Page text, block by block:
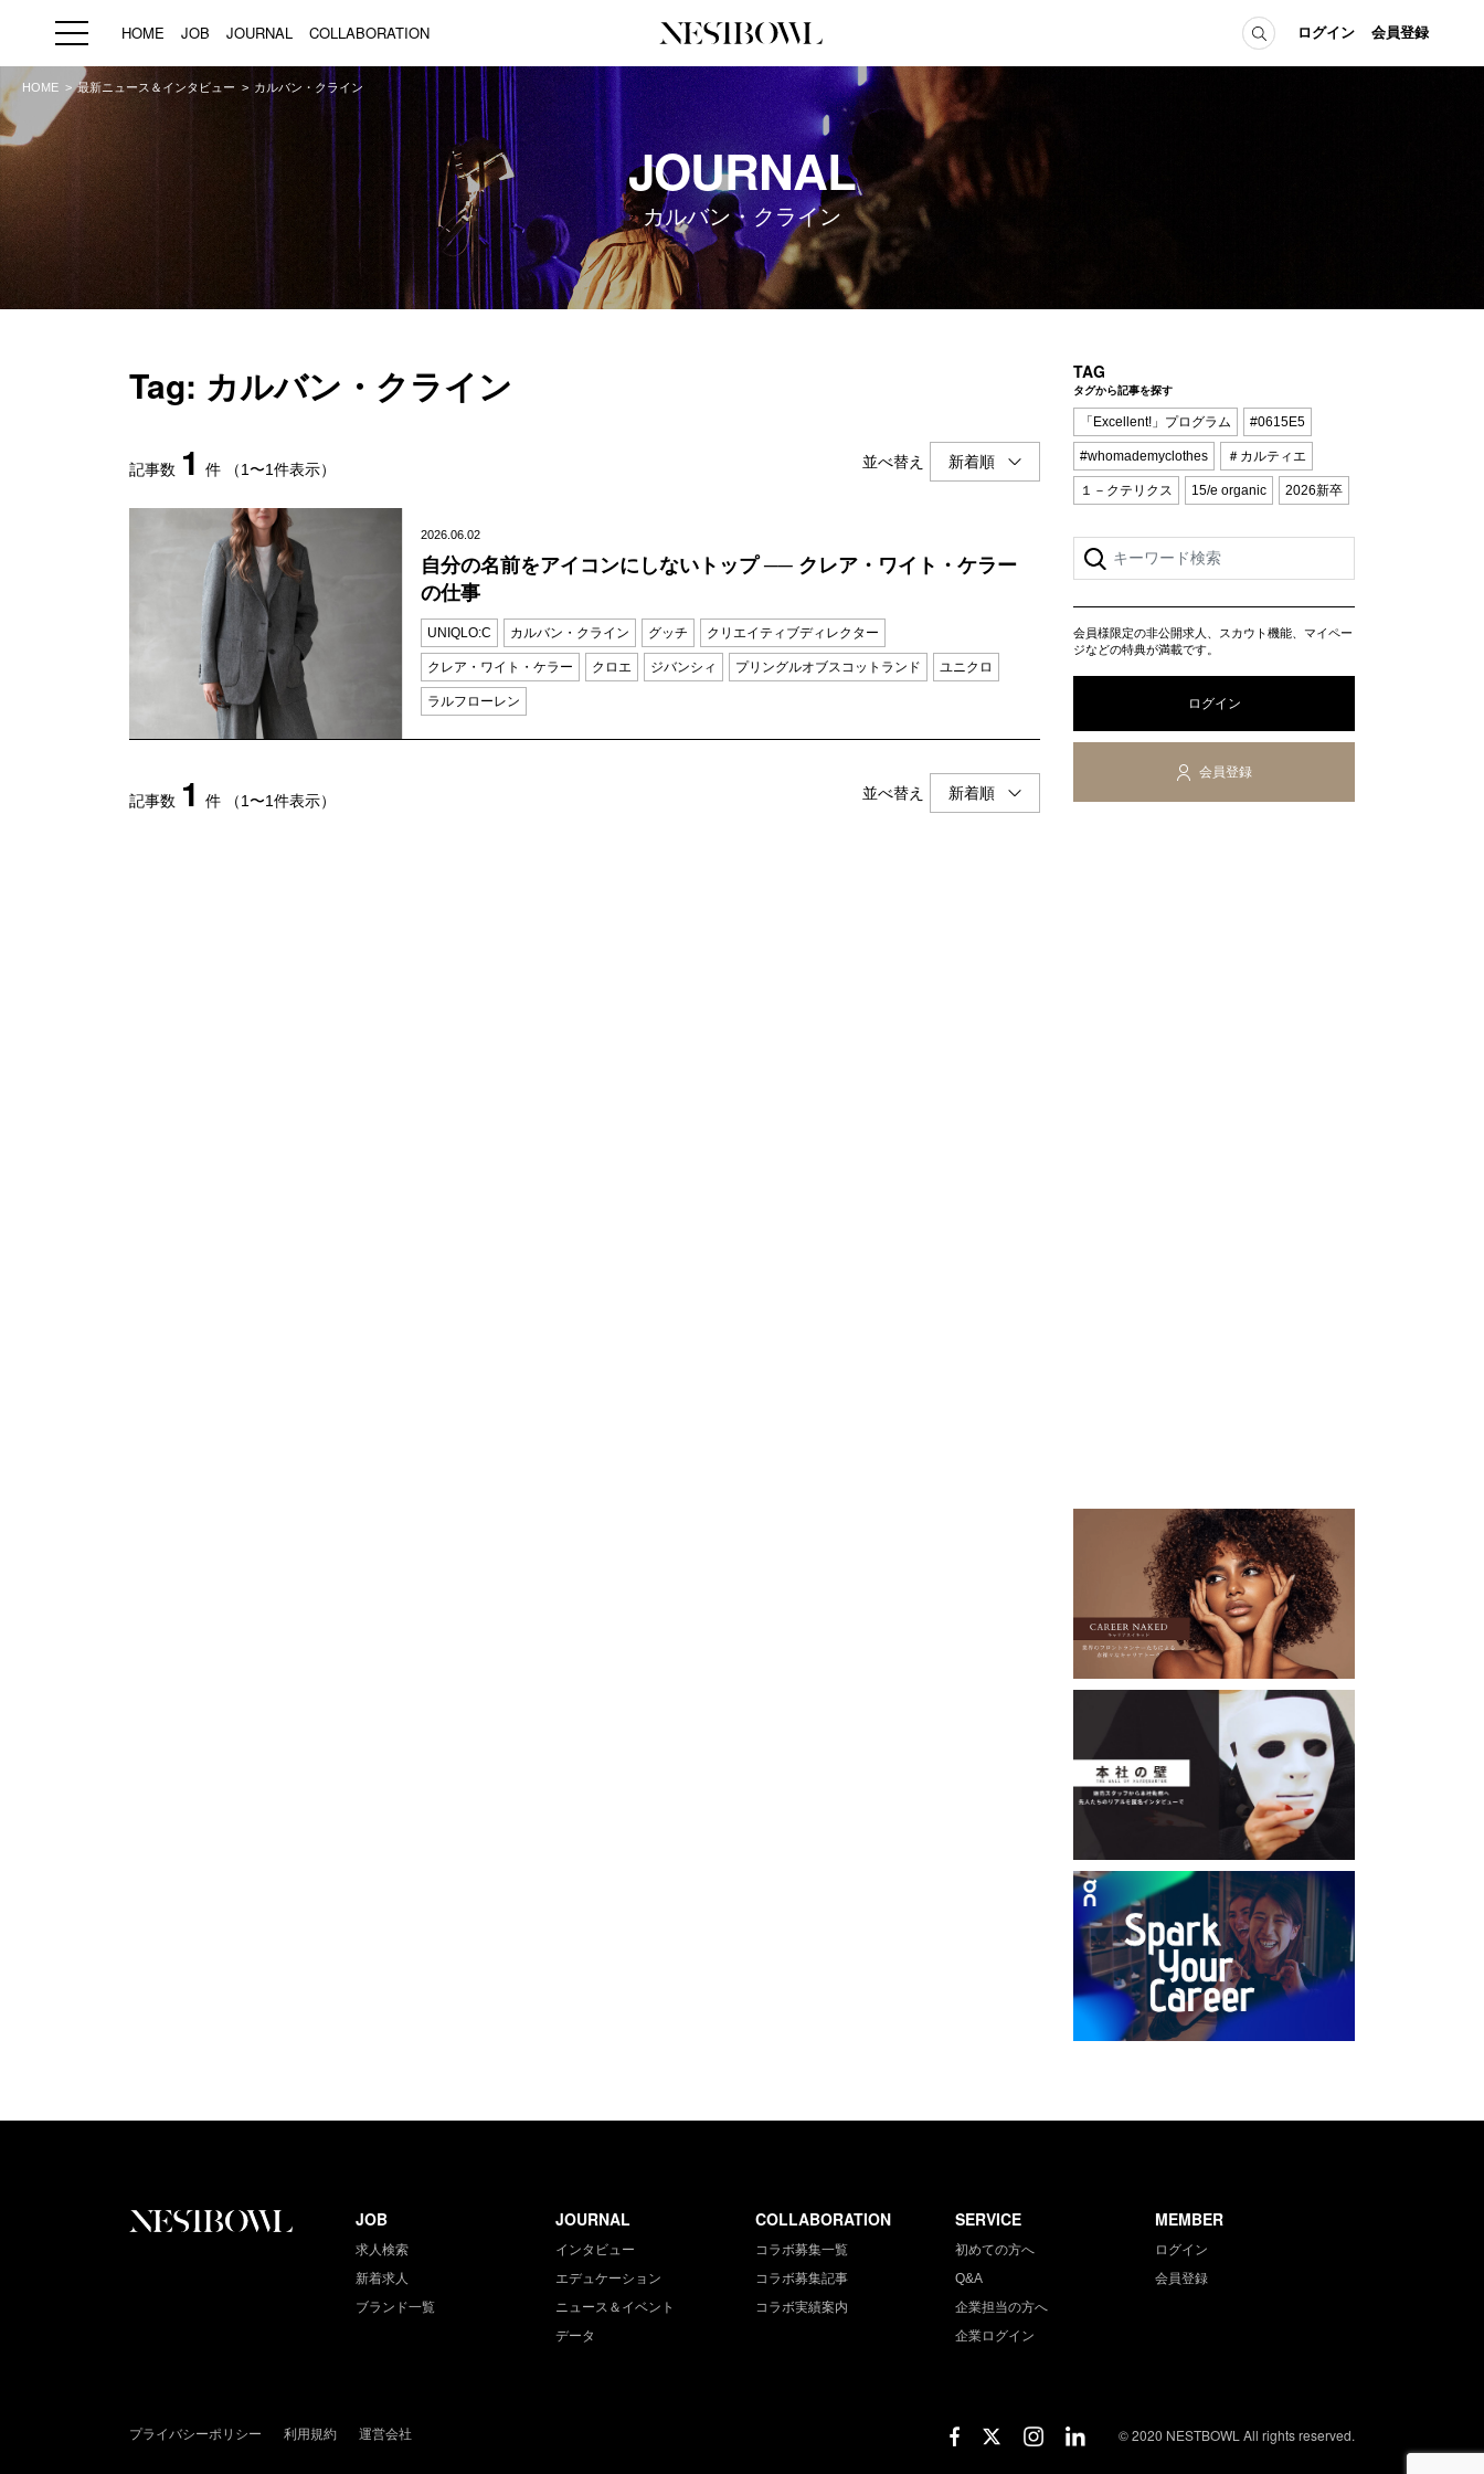
HOME JOB JOURNAL COLLABORATION ログイン 会員登録
HOME JOB
求人検索
新着求人
ブランド一覧
JOURNAL
インタビュー
エデュケーション
ニュース＆イベント
データ
COLLABORATION
コラボ募集一覧
コラボ募集記事
コラボ実績案内
初めての方へ
Q&A
HOME 最新ニュース＆インタビュー カルバン・クライン
JOURNAL
カルバン・クライン
Tag: カルバン・クライン
記事数 1 件 （1〜1件表示） 並べ替え
2026.06.02
自分の名前をアイコンにしないトップ ── クレア・ワイト・ケラー
の仕事
UNIQLO:C カルバン・クライン グッチ クリエイティブディレクター
クレア・ワイト・ケラー クロエ ジバンシィ プリングルオブスコットランド ユニクロ
ラルフローレン
記事数 1 件 （1〜1件表示） 並べ替え
TAG
タグから記事を探す
「Excellent!」プログラム #0615E5
#whomademyclothes ＃カルティエ
１－クテリクス 15/e organic 2026新卒
会員様限定の非公開求人、スカウト機能、マイペー
ジなどの特典が満載です。
ログイン
会員登録
JOB
求人検索
新着求人
ブランド一覧
JOURNAL
インタビュー
エデュケーション
ニュース＆イベント
データ
COLLABORATION
コラボ募集一覧
コラボ募集記事
コラボ実績案内
SERVICE
初めての方へ
Q&A
企業担当の方へ
企業ログイン
MEMBER
ログイン
会員登録
プライバシーポリシー 利用規約 運営会社 © 2020 NESTBOWL All rights reserved.